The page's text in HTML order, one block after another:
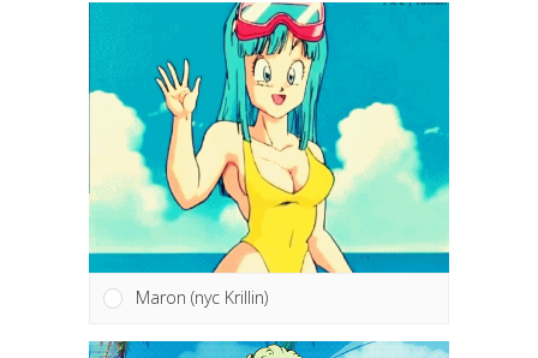
Maron (nyc Krillin)